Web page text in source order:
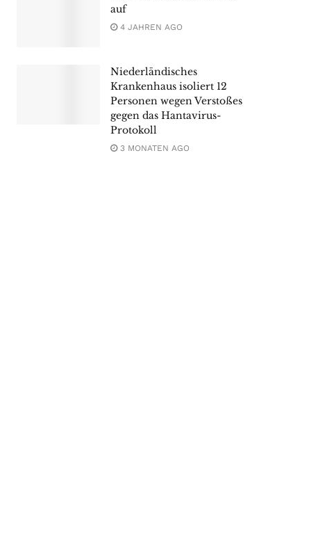
auf
4 JAHREN AGO
Niederländisches
Krankenhaus isoliert 12
Personen wegen Verstoßes
gegen das Hantavirus-
Protokoll
3 MONATEN AGO